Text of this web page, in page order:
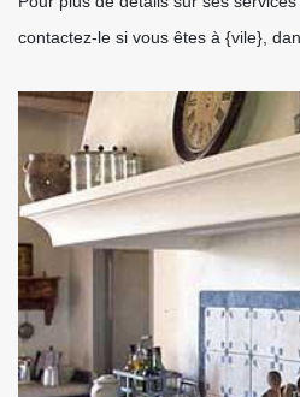
contactez-le si vous êtes à {vile},